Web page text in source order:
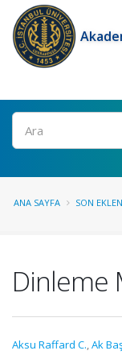
Ara
ANA SAYFA SON
Dinleme
Aksu Raffard C.,Ak